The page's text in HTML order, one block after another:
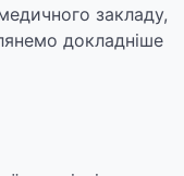
закладу,
докладніше